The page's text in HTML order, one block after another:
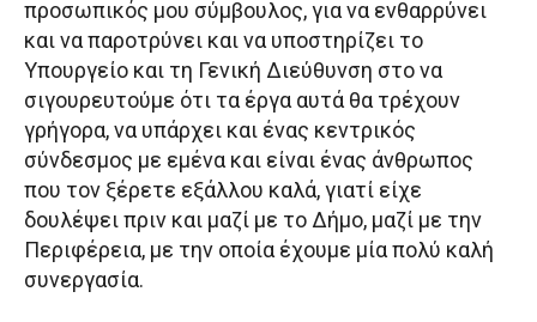
προσωπικός μου σύμβουλος, για να ενθαρρύνει
και να παροτρύνει και να υποστηρίζει το
Υπουργείο και τη Γενική Διεύθυνση στο να
σιγουρευτούμε ότι τα έργα αυτά θα τρέχουν
γρήγορα, να υπάρχει και ένας κεντρικός
σύνδεσμος με εμένα και είναι ένας άνθρωπος
που τον ξέρετε εξάλλου καλά, γιατί είχε
δουλέψει πριν και μαζί με το Δήμο, μαζί με την
Περιφέρεια, με την οποία έχουμε μία πολύ καλή
συνεργασία.